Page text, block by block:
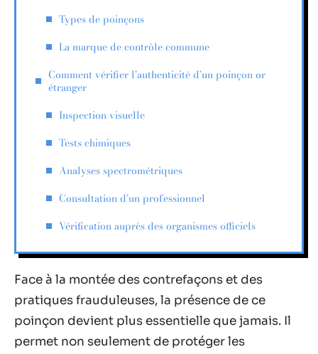
Types de poinçons
La marque de contrôle commune
Comment vérifier l’authenticité d’un poinçon or
étranger
Inspection visuelle
Tests chimiques
Analyses spectrométriques
Consultation d’un professionnel
Vérification auprès des organismes officiels
Face à la montée des contrefaçons et des
pratiques frauduleuses, la présence de ce
poinçon devient plus essentielle que jamais. Il
permet non seulement de protéger les